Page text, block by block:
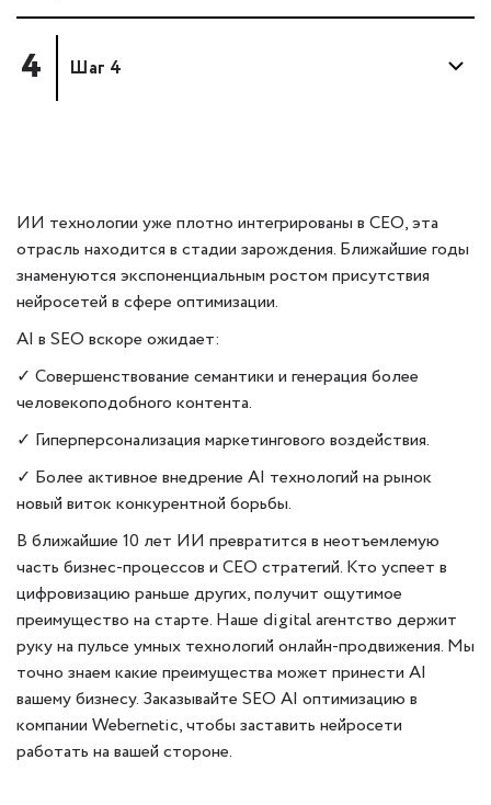
4 Шаг 4
ИИ технологии уже плотно интегрированы в СЕО, эта
отрасль находится в стадии зарождения. Ближайшие годы
знаменуются экспоненциальным ростом присутствия
нейросетей в сфере оптимизации.
AI в SEO вскоре ожидает:
✓ Совершенствование семантики и генерация более
человекоподобного контента.
✓ Гиперперсонализация маркетингового воздействия.
✓ Более активное внедрение AI технологий на рынок
новый виток конкурентной борьбы.
В ближайшие 10 лет ИИ превратится в неотъемлемую
часть бизнес-процессов и СЕО стратегий. Кто успеет в
цифровизацию раньше других, получит ощутимое
преимущество на старте. Наше digital агентство держит
руку на пульсе умных технологий онлайн-продвижения. Мы
точно знаем какие преимущества может принести AI
вашему бизнесу. Заказывайте SEO AI оптимизацию в
компании Webernetic, чтобы заставить нейросети
работать на вашей стороне.